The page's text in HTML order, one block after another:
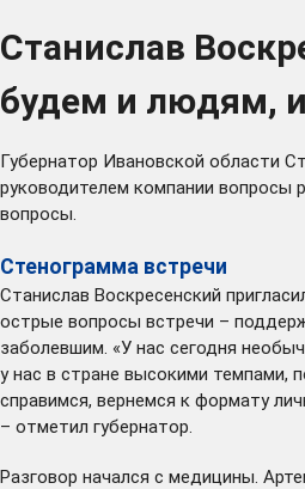
Станислав
будем и людям,
Губернатор Ивановской области
руководителем компании
вопросы.
Стенограмма встречи
Станислав Воскресенский
острые вопросы встречи –
заболевшим. «У нас сегодня
у нас в стране высокими темпами,
справимся, вернемся к формату
– отметил губернатор.
Разговор начался с медицины.